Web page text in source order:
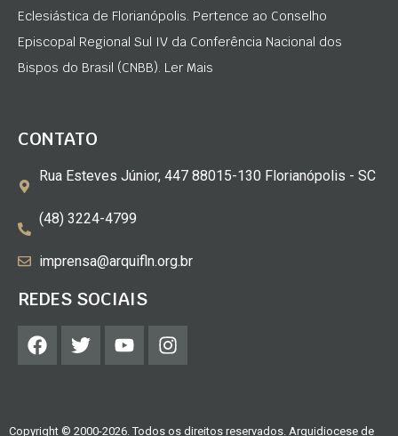
Eclesiástica de Florianópolis. Pertence ao Conselho
Episcopal Regional Sul IV da Conferência Nacional dos
Bispos do Brasil (CNBB). Ler Mais
CONTATO
Rua Esteves Júnior, 447 88015-130 Florianópolis - SC
(48) 3224-4799
imprensa@arquifln.org.br
REDES SOCIAIS
Copyright © 2000-2026. Todos os direitos reservados. Arquidiocese de